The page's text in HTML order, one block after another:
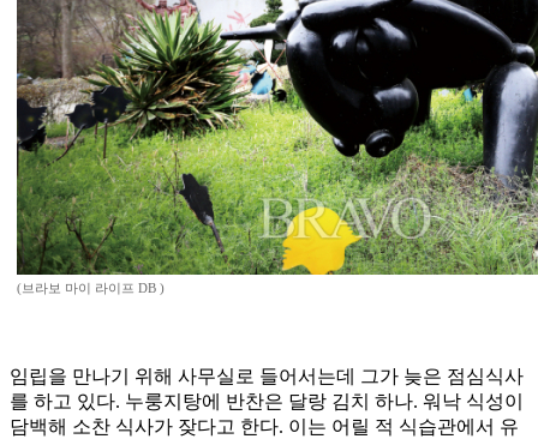
(브라보 마이 라이프 DB )
임립을 만나기 위해 사무실로 들어서는데 그가 늦은 점심식사
를 하고 있다. 누룽지탕에 반찬은 달랑 김치 하나. 워낙 식성이
담백해 소찬 식사가 잦다고 한다. 이는 어릴 적 식습관에서 유